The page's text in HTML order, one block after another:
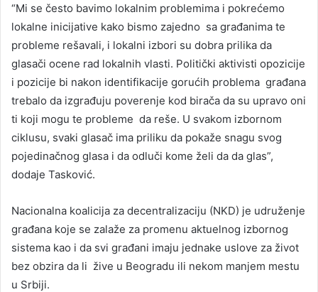
“Mi se često bavimo lokalnim problemima i pokrećemo
lokalne inicijative kako bismo zajedno sa građanima te
probleme rešavali, i lokalni izbori su dobra prilika da
glasači ocene rad lokalnih vlasti. Politički aktivisti opozicije
i pozicije bi nakon identifikacije gorućih problema građana
trebalo da izgrađuju poverenje kod birača da su upravo oni
ti koji mogu te probleme da reše. U svakom izbornom
ciklusu, svaki glasač ima priliku da pokaže snagu svog
pojedinačnog glasa i da odluči kome želi da da glas”,
dodaje Tasković.
Nacionalna koalicija za decentralizaciju (NKD) je udruženje
građana koje se zalaže za promenu aktuelnog izbornog
sistema kao i da svi građani imaju jednake uslove za život
bez obzira da li žive u Beogradu ili nekom manjem mestu
u Srbiji.